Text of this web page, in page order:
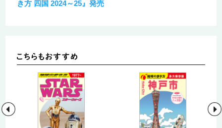
き方 四国 2024～25』発売